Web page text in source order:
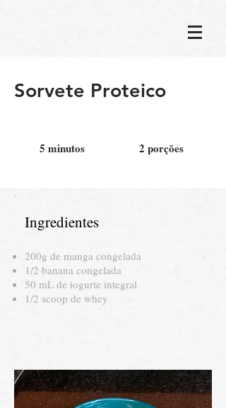
Sorvete Proteico
5 minutos 2 porções
Ingredientes
200g de manga congelada
1/2 banana congelada
50 mL de iogurte integral
1/2 scoop de whey